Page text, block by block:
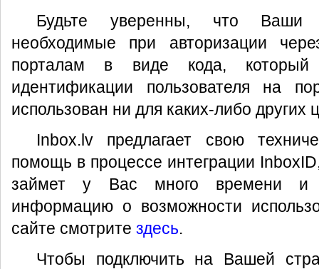
Будьте уверенны, что Ваши
необходимые при авторизации
порталам в виде кода,
идентификации пользователя на
использован ни для каких-либо других
Inbox.lv предлагает свою
помощь в процессе интеграции
займет у Вас много времени и
информацию о возможности
сайте смотрите здесь.
Чтобы подключить на Вашей